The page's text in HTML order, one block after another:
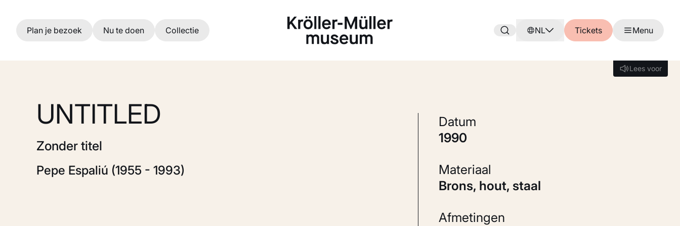
Ga naar hoofdinhoud
Plan je bezoek Nu te doen Collectie NL Tickets Menu
Lees voor
Lees voor
UNTITLED
Zonder titel
Pepe Espaliú (1955 - 1993)
Datum
1990
Materiaal
Brons, hout, staal
Afmetingen